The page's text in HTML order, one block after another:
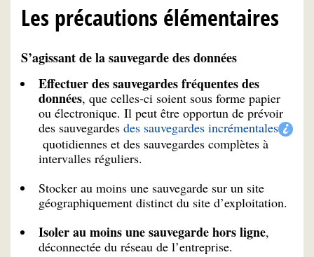
Les précautions élémentaires
S’agissant de la sauvegarde des données
Effectuer des sauvegardes fréquentes des
données, que celles-ci soient sous forme papier
ou électronique. Il peut être opportun de prévoir
des sauvegardes des sauvegardes incrémentales
quotidiennes et des sauvegardes complètes à
intervalles réguliers.
Stocker au moins une sauvegarde sur un site
géographiquement distinct du site d’exploitation.
Isoler au moins une sauvegarde hors ligne,
déconnectée du réseau de l’entreprise.